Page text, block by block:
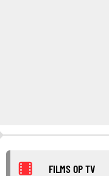
FILMS OP TV